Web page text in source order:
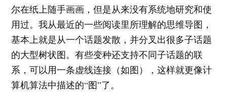
尔在纸上随手画画，但是从来没有系统地研究和使
用过。我从最近的一些阅读里所理解的思维导图，
基本上就是从一个话题发散，并分叉出很多子话题
的大型树状图。有些变种还支持不同子话题的联
系，可以用一条虚线连接（如图），这样就更像计
算机算法中描述的“图”了。